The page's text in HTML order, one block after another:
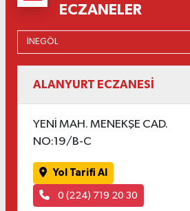
ECZANELER
ALANYURT ECZANESİ
YENİ MAH. MENEKŞE CAD.
NO:19/B-C
Yol Tarifi Al
0 (224) 719 20 30